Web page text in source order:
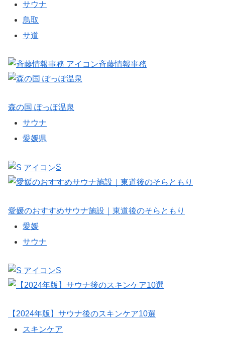
サウナ
鳥取
サ道
斉藤情報事務
森の国 ぽっぽ温泉
サウナ
愛媛県
S
愛媛のおすすめサウナ施設｜東道後のそらともり
愛媛
サウナ
S
【2024年版】サウナ後のスキンケア10選
スキンケア